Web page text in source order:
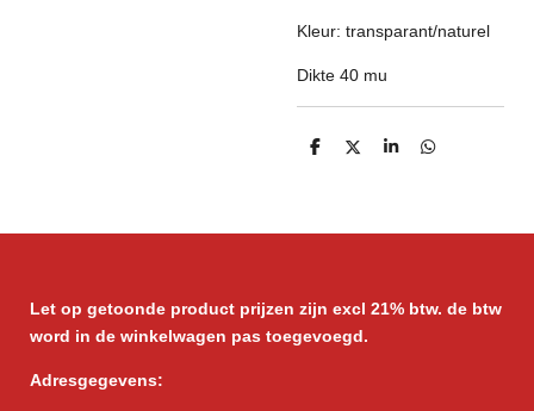
Kleur: transparant/naturel
Dikte 40 mu
D
D
S
D
Let op getoonde product prijzen zijn excl 21% btw. de btw
word in de winkelwagen pas toegevoegd.
Adresgegevens: